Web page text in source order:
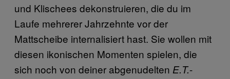
und Klischees dekonstruieren, die du im
Laufe mehrerer Jahrzehnte vor der
Mattscheibe internalisiert hast. Sie wollen mit
diesen ikonischen Momenten spielen, die
sich noch von deiner abgenudelten E.T.-